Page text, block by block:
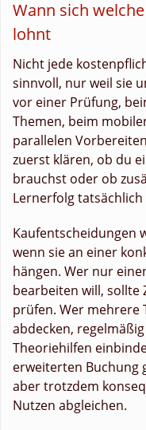
Wann sich
lohnt
Nicht jede
sinnvoll, nur weil sie
vor einer Prüfung,
Themen, beim
parallelen
zuerst klären, ob du
brauchst oder ob
Lernerfolg
Kaufentscheidungen
wenn sie an einer
hängen. Wer nur
bearbeiten will, sollte
prüfen. Wer mehrere
abdecken,
Theoriehilfen
erweiterten Buchung
aber trotzdem
Nutzen abgleichen.